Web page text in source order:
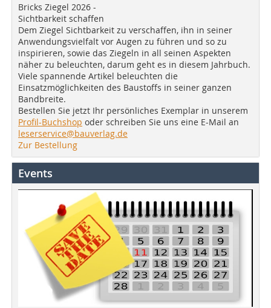
Bricks Ziegel 2026 -
Sichtbarkeit schaffen
Dem Ziegel Sichtbarkeit zu verschaffen, ihn in seiner
Anwendungsvielfalt vor Augen zu führen und so zu
inspirieren, sowie das Ziegeln in all seinen Aspekten
näher zu beleuchten, darum geht es in diesem Jahrbuch.
Viele spannende Artikel beleuchten die
Einsatzmöglichkeiten des Baustoffs in seiner ganzen
Bandbreite.
Bestellen Sie jetzt Ihr persönliches Exemplar in unserem
Profil-Buchshop oder schreiben Sie uns eine E-Mail an
leserservice@bauverlag.de
Zur Bestellung
Events